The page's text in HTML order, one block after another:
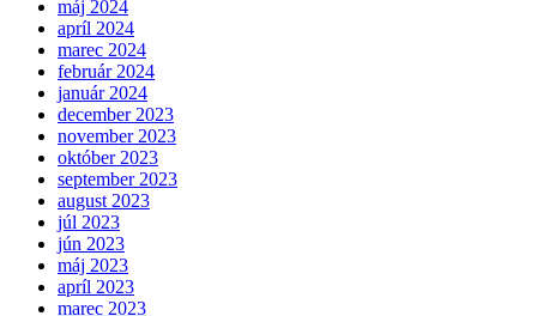
máj 2024
apríl 2024
marec 2024
február 2024
január 2024
december 2023
november 2023
október 2023
september 2023
august 2023
júl 2023
jún 2023
máj 2023
apríl 2023
marec 2023